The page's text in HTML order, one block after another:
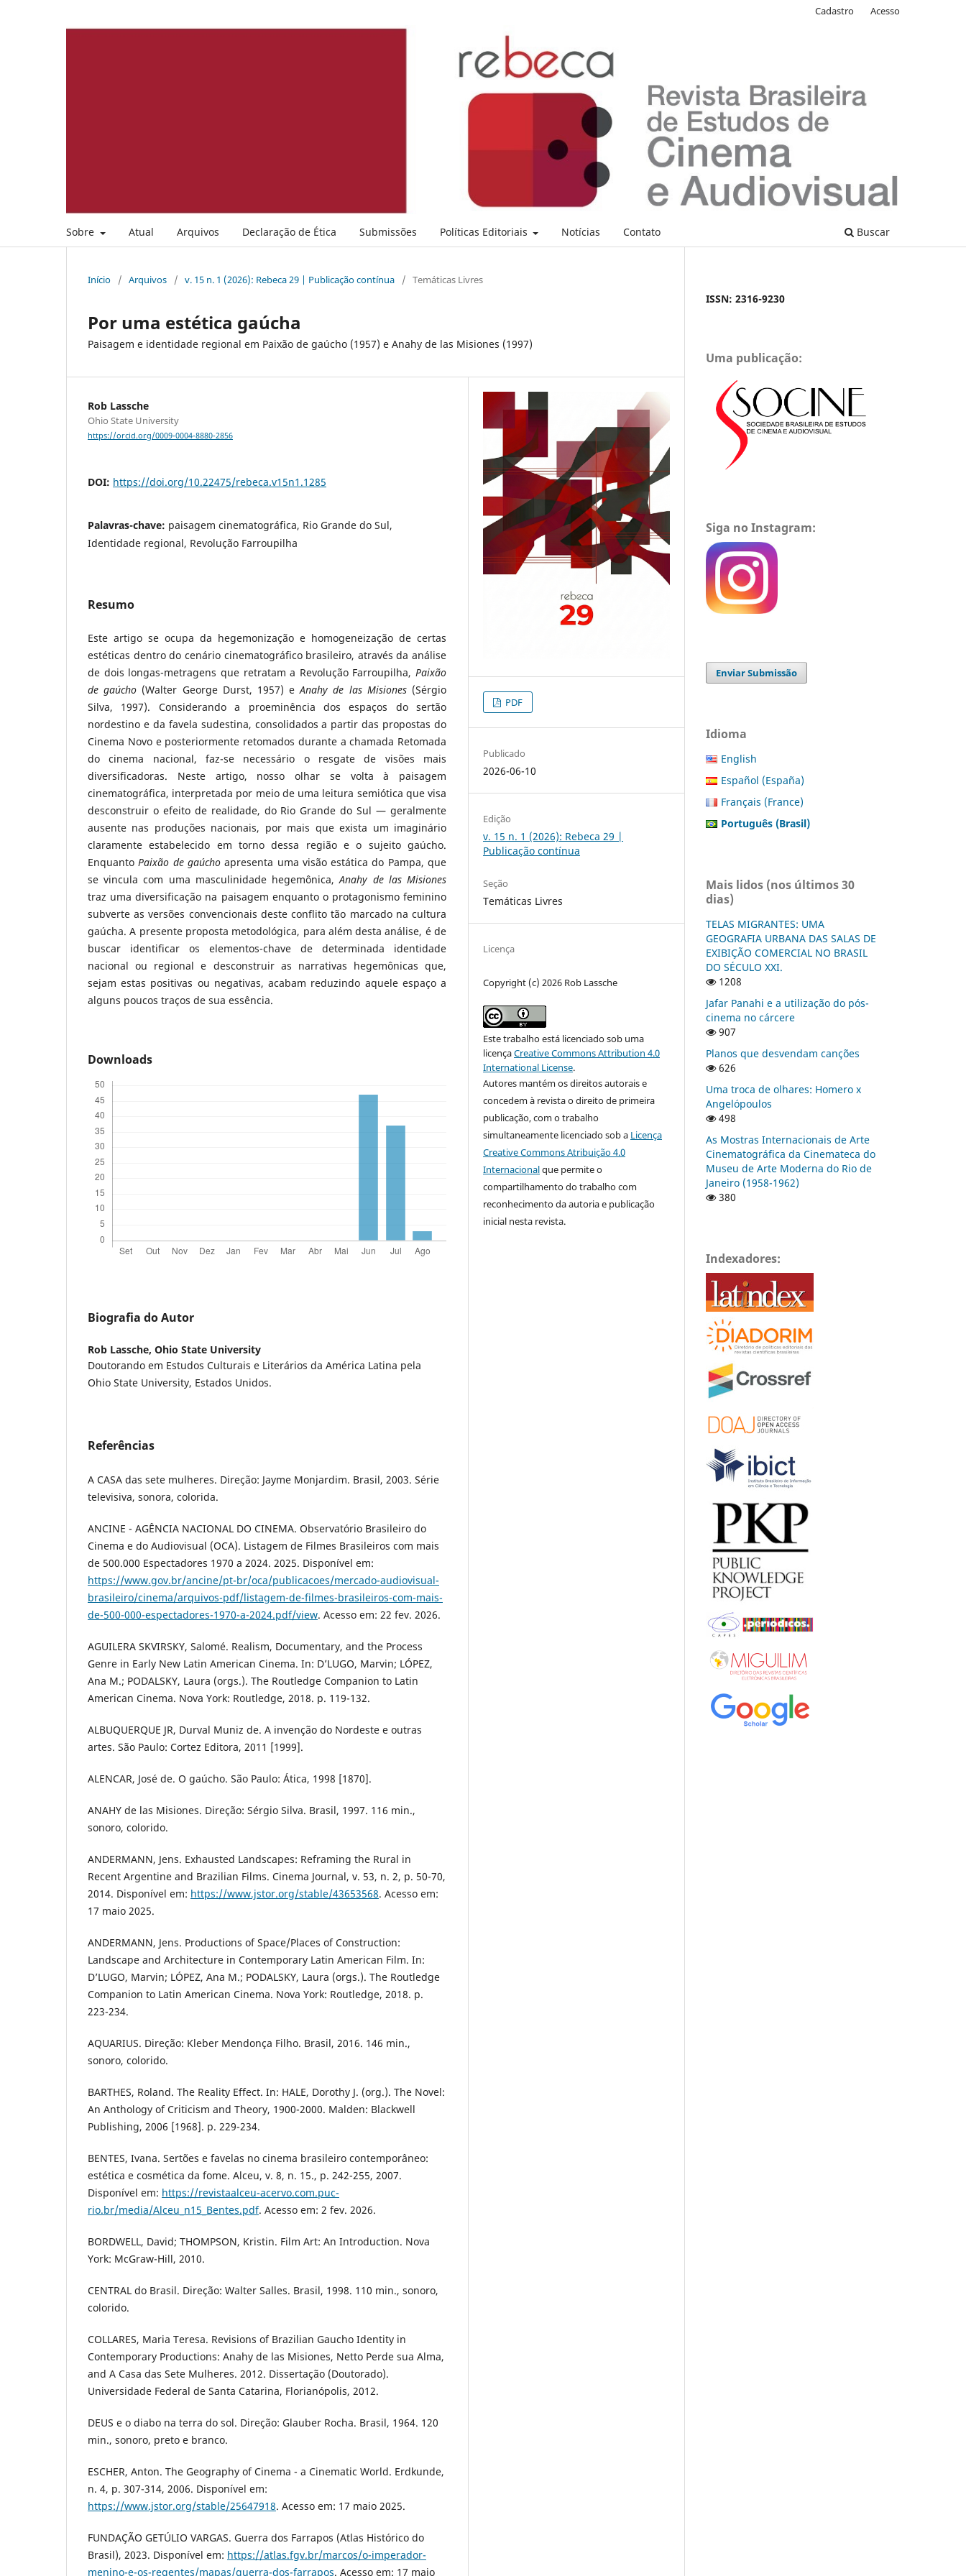
Sobre Atual Arquivos Declaração de Ética Submissões Políticas Editoriais Notícias Contato Buscar
Cadastro Acesso
Início / Arquivos / v. 15 n. 1 (2026): Rebeca 29 | Publicação contínua / Temáticas Livres
Por uma estética gaúcha
Paisagem e identidade regional em Paixão de gaúcho (1957) e Anahy de las Misiones (1997)
Rob Lassche
Ohio State University
https://orcid.org/0009-0004-8880-2856
DOI: https://doi.org/10.22475/rebeca.v15n1.1285
Palavras-chave: paisagem cinematográfica, Rio Grande do Sul,
Identidade regional, Revolução Farroupilha
Resumo
Este artigo se ocupa da hegemonização e homogeneização de certas
estéticas dentro do cenário cinematográfico brasileiro, através da análise
de dois longas-metragens que retratam a Revolução Farroupilha, Paixão
de gaúcho (Walter George Durst, 1957) eAnahy de las Misiones(Sérgio
Silva, 1997). Considerando a proeminência dos espaços do sertão
nordestino e da favela sudestina, consolidados a partir das propostas do
Cinema Novo e posteriormente retomados durante a chamada Retomada
do cinema nacional, faz-se necessário o resgate de visões mais
diversificadoras. Neste artigo, nosso olhar se volta à paisagem
cinematográfica, interpretada por meio de uma leitura semiótica que visa
desconstruir o efeito de realidade, do Rio Grande do Sul — geralmente
ausente nas produções nacionais, por mais que exista um imaginário
claramente estabelecido em torno dessa região e o sujeito gaúcho.
EnquantoPaixão de gaúchoapresenta uma visão estática do Pampa, que
se vincula com uma masculinidade hegemônica,Anahy de las Misiones
traz uma diversificação na paisagem enquanto o protagonismo feminino
subverte as versões convencionais deste conflito tão marcado na cultura
gaúcha. A presente proposta metodológica, para além desta análise, é de
buscar identificar os elementos-chave de determinada identidade
nacional ou regional e desconstruir as narrativas hegemônicas que,
sejam estas positivas ou negativas, acabam reduzindo aquele espaço a
alguns poucos traços de sua essência.
Downloads
Biografia do Autor
Rob Lassche, Ohio State University
Doutorando em Estudos Culturais e Literários da América Latina pela
Ohio State University, Estados Unidos.
Referências
A CASA das sete mulheres. Direção: Jayme Monjardim. Brasil, 2003. Série
televisiva, sonora, colorida.
ANCINE - AGÊNCIA NACIONAL DO CINEMA. Observatório Brasileiro do
Cinema e do Audiovisual (OCA). Listagem de Filmes Brasileiros com mais
de 500.000 Espectadores 1970 a 2024. 2025. Disponível em:
https://www.gov.br/ancine/pt-br/oca/publicacoes/mercado-audiovisual-
brasileiro/cinema/arquivos-pdf/listagem-de-filmes-brasileiros-com-mais-
de-500-000-espectadores-1970-a-2024.pdf/view. Acesso em: 22 fev. 2026.
AGUILERA SKVIRSKY, Salomé. Realism, Documentary, and the Process
Genre in Early New Latin American Cinema. In: D’LUGO, Marvin; LÓPEZ,
Ana M.; PODALSKY, Laura (orgs.). The Routledge Companion to Latin
American Cinema. Nova York: Routledge, 2018. p. 119-132.
ALBUQUERQUE JR, Durval Muniz de. A invenção do Nordeste e outras
artes. São Paulo: Cortez Editora, 2011 [1999].
ALENCAR, José de. O gaúcho. São Paulo: Ática, 1998 [1870].
ANAHY de las Misiones. Direção: Sérgio Silva. Brasil, 1997. 116 min.,
sonoro, colorido.
ANDERMANN, Jens. Exhausted Landscapes: Reframing the Rural in
Recent Argentine and Brazilian Films. Cinema Journal, v. 53, n. 2, p. 50-70,
2014. Disponível em: https://www.jstor.org/stable/43653568. Acesso em:
17 maio 2025.
ANDERMANN, Jens. Productions of Space/Places of Construction:
Landscape and Architecture in Contemporary Latin American Film. In:
D’LUGO, Marvin; LÓPEZ, Ana M.; PODALSKY, Laura (orgs.). The Routledge
Companion to Latin American Cinema. Nova York: Routledge, 2018. p.
223-234.
AQUARIUS. Direção: Kleber Mendonça Filho. Brasil, 2016. 146 min.,
sonoro, colorido.
BARTHES, Roland. The Reality Effect. In: HALE, Dorothy J. (org.). The Novel:
An Anthology of Criticism and Theory, 1900-2000. Malden: Blackwell
Publishing, 2006 [1968]. p. 229-234.
BENTES, Ivana. Sertões e favelas no cinema brasileiro contemporâneo:
estética e cosmética da fome. Alceu, v. 8, n. 15., p. 242-255, 2007.
Disponível em: https://revistaalceu-acervo.com.puc-
rio.br/media/Alceu_n15_Bentes.pdf. Acesso em: 2 fev. 2026.
BORDWELL, David; THOMPSON, Kristin. Film Art: An Introduction. Nova
York: McGraw-Hill, 2010.
CENTRAL do Brasil. Direção: Walter Salles. Brasil, 1998. 110 min., sonoro,
colorido.
COLLARES, Maria Teresa. Revisions of Brazilian Gaucho Identity in
Contemporary Productions: Anahy de las Misiones, Netto Perde sua Alma,
and A Casa das Sete Mulheres. 2012. Dissertação (Doutorado).
Universidade Federal de Santa Catarina, Florianópolis, 2012.
DEUS e o diabo na terra do sol. Direção: Glauber Rocha. Brasil, 1964. 120
min., sonoro, preto e branco.
ESCHER, Anton. The Geography of Cinema - a Cinematic World. Erdkunde,
n. 4, p. 307-314, 2006. Disponível em:
https://www.jstor.org/stable/25647918. Acesso em: 17 maio 2025.
FUNDAÇÃO GETÚLIO VARGAS. Guerra dos Farrapos (Atlas Histórico do
Brasil), 2023. Disponível em: https://atlas.fgv.br/marcos/o-imperador-
menino-e-os-regentes/mapas/guerra-dos-farrapos. Acesso em: 17 maio
PDF
Publicado
2026-06-10
Edição
v. 15 n. 1 (2026): Rebeca 29 |
Publicação contínua
Seção
Temáticas Livres
Licença
Copyright (c) 2026 Rob Lassche
Este trabalho está licenciado sob uma
licençaCreative Commons Attribution 4.0
International License.
Autores mantém os direitos autorais e
concedem à revista o direito de primeira
publicação, com o trabalho
simultaneamente licenciado sob a Licença
Creative Commons Atribuição 4.0
Internacionalque permite o
compartilhamento do trabalho com
reconhecimento da autoria e publicação
inicial nesta revista.
ISSN: 2316-9230
Uma publicação:
Siga no Instagram:
Enviar Submissão
Idioma
English
Español (España)
Français (France)
Português (Brasil)
Mais lidos (nos últimos 30
dias)
TELAS MIGRANTES: UMA
GEOGRAFIA URBANA DAS SALAS DE
EXIBIÇÃO COMERCIAL NO BRASIL
DO SÉCULO XXI.
1208
Jafar Panahi e a utilização do pós-
cinema no cárcere
907
Planos que desvendam canções
626
Uma troca de olhares: Homero x
Angelópoulos
498
As Mostras Internacionais de Arte
Cinematográfica da Cinemateca do
Museu de Arte Moderna do Rio de
Janeiro (1958-1962)
380
Indexadores: